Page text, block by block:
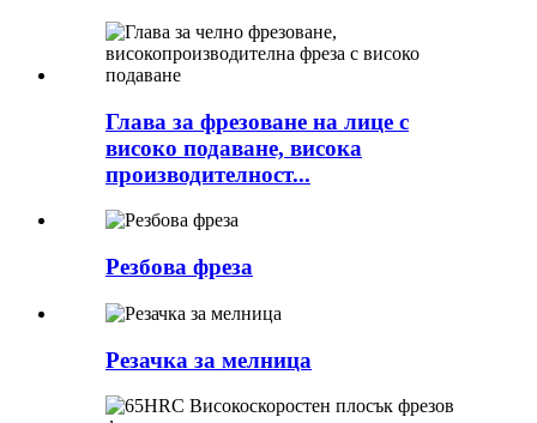
Глава за фрезоване на лице с
високо подаване, висока
производителност...
Резбова фреза
Резачка за мелница